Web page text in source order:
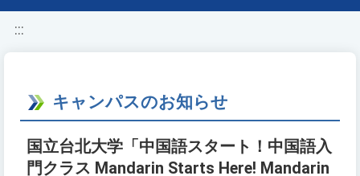
:::
キャンパスのお知らせ
国立台北大学「中国語スタート！中国語入
門クラス Mandarin Starts Here! Mandarin